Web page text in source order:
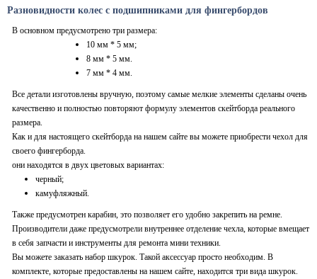
Разновидности колес с подшипниками для фингербордов
В основном предусмотрено три размера:
10 мм * 5 мм;
8 мм * 5 мм.
7 мм * 4 мм.
Все детали изготовлены вручную, поэтому самые мелкие элементы сделаны очень
качественно и полностью повторяют формулу элементов скейтборда реального
размера.
Как и для настоящего скейтборда на нашем сайте вы можете приобрести чехол для
своего фингерборда.
они находятся в двух цветовых вариантах:
черный;
камуфляжный.
Также предусмотрен карабин, это позволяет его удобно закрепить на ремне.
Производители даже предусмотрели внутреннее отделение чехла, которые вмещает
в себя запчасти и инструменты для ремонта мини техники.
Вы можете заказать набор шкурок. Такой аксессуар просто необходим. В
комплекте, которые предоставлены на нашем сайте, находится три вида шкурок.